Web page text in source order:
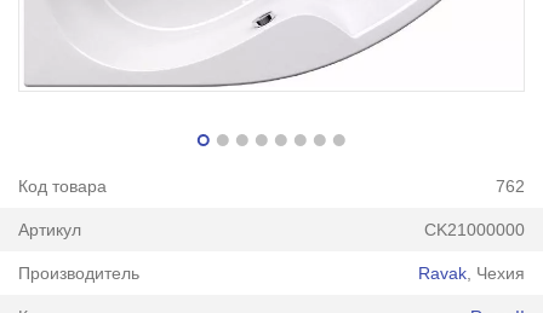
Код товара 762
Артикул CK21000000
Производитель Ravak , Чехия